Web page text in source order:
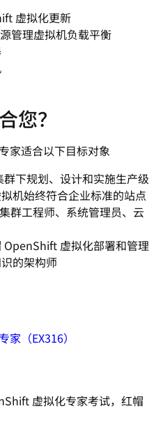
虚拟化更新
管理虚拟机负载平衡
您？
家适合以下目标对象
下规划、设计和实施生产级
机始终符合企业标准的站点
群工程师、系统管理员、云
OpenShift 虚拟化部署和管理
的架构师
（EX316）
虚拟化专家考试，红帽